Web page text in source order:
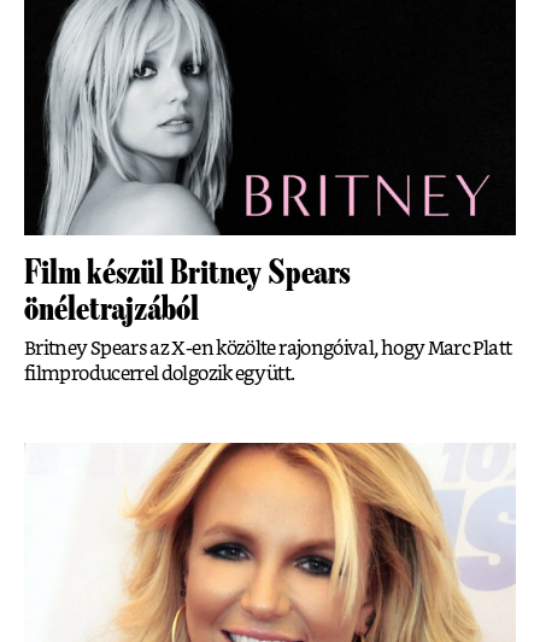
Film készül Britney Spears
önéletrajzából
Britney Spears az X-en közölte rajongóival, hogy Marc Platt
filmproducerrel dolgozik együtt.